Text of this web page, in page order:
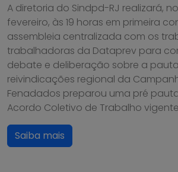
A diretoria do Sindpd-RJ realizará,
fevereiro, às 19 horas em primeira
assembleia centralizada com os
trabalhadoras da Dataprev para
debate e deliberação sobre a
reivindicações regional da
Fenadados preparou uma pré
Acordo Coletivo de Trabalho
Saiba mais